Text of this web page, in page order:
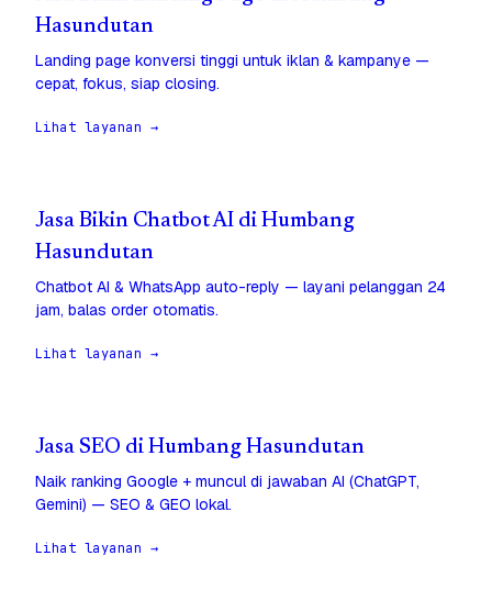
Hasundutan
Landing page konversi tinggi untuk iklan & kampanye —
cepat, fokus, siap closing.
Lihat layanan →
Jasa Bikin Chatbot AI di Humbang
Hasundutan
Chatbot AI & WhatsApp auto-reply — layani pelanggan 24
jam, balas order otomatis.
Lihat layanan →
Jasa SEO di Humbang Hasundutan
Naik ranking Google + muncul di jawaban AI (ChatGPT,
Gemini) — SEO & GEO lokal.
Lihat layanan →